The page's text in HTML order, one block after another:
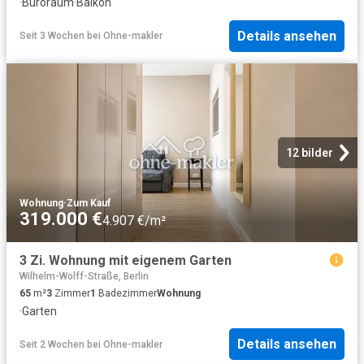
·Büroraum·Balkon
Seit 3 Wochen bei Ohne-makler Details ansehen
12 bilder
Wohnung·Zum Kauf
319.000 €4.907 €/m²
3 Zi. Wohnung mit eigenem Garten
Wilhelm-Wolff-Straße, Berlin
65 m²3 Zimmer1 BadezimmerWohnung
·Garten
Seit 2 Wochen bei Ohne-makler Details ansehen